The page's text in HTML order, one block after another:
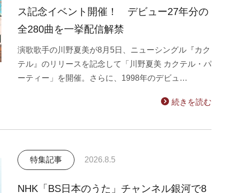
ス記念イベント開催！ デビュー27年分の
全280曲を一挙配信解禁
演歌歌手の川野夏美が8月5日、ニューシングル『カク
テル』のリリースを記念して「川野夏美 カクテル・パ
ーティー」を開催。さらに、1998年のデビュ…
続きを読む
特集記事 2026.8.5
NHK「BS日本のうた」チャンネル銀河で8